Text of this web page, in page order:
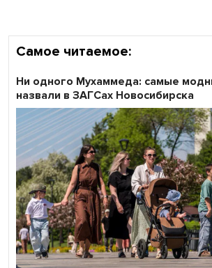
Самое читаемое:
Ни одного Мухаммеда: самые
назвали в ЗАГСах Новосибирска